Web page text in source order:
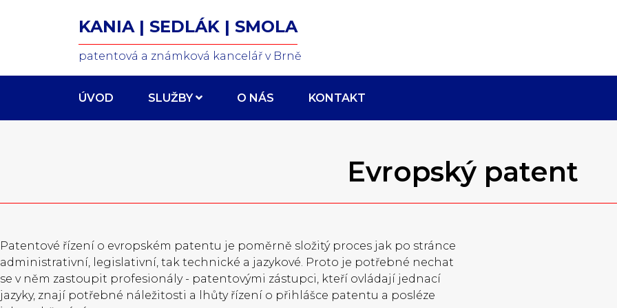
KANIA | SEDLÁK | SMOLA
patentová a známková kancelář v Brně
ÚVOD SLUŽBY O NÁS KONTAKT
Evropský patent
Patentové řízení o evropském patentu je poměrně složitý proces jak po stránce
administrativní, legislativní, tak technické a jazykové. Proto je potřebné nechat
se v něm zastoupit profesionály - patentovými zástupci, kteří ovládají jednací
jazyky, znají potřebné náležitosti a lhůty řízení o přihlášce patentu a posléze